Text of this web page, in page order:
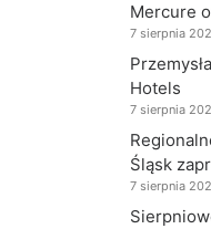
Mercure
7 sierpnia
Hotels
7 sierpnia
Śląsk
7 sierpnia